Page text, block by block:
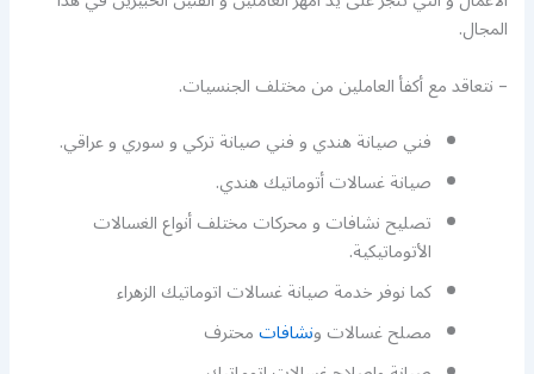
المجال.
– نتعاقد مع أكفأ العاملين من مختلف الجنسيات.
فني صيانة هندي و فني صيانة تركي و سوري و عراقي.
صيانة غسالات أتوماتيك هندي.
تصليح نشافات و محركات مختلف أنواع الغسالات
الأتوماتيكية.
كما نوفر خدمة صيانة غسالات اتوماتيك الزهراء
مصلح غسالات ونشافاتمحترف